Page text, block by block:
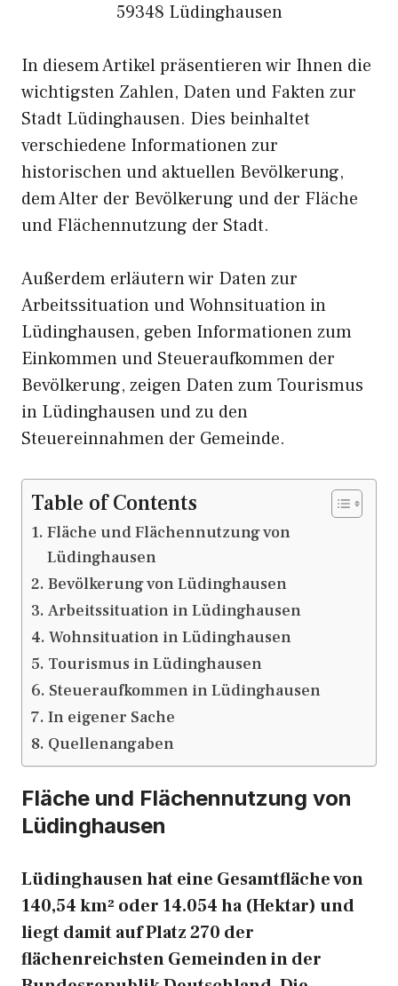
59348 Lüdinghausen
In diesem Artikel präsentieren wir Ihnen die
wichtigsten Zahlen, Daten und Fakten zur
Stadt Lüdinghausen. Dies beinhaltet
verschiedene Informationen zur
historischen und aktuellen Bevölkerung,
dem Alter der Bevölkerung und der Fläche
und Flächennutzung der Stadt.
Außerdem erläutern wir Daten zur
Arbeitssituation und Wohnsituation in
Lüdinghausen, geben Informationen zum
Einkommen und Steueraufkommen der
Bevölkerung, zeigen Daten zum Tourismus
in Lüdinghausen und zu den
Steuereinnahmen der Gemeinde.
Table of Contents
Fläche und Flächennutzung von
Lüdinghausen
Bevölkerung von Lüdinghausen
Arbeitssituation in Lüdinghausen
Wohnsituation in Lüdinghausen
Tourismus in Lüdinghausen
Steueraufkommen in Lüdinghausen
In eigener Sache
Quellenangaben
Fläche und Flächennutzung von
Lüdinghausen
Lüdinghausen hat eine Gesamtfläche von
140,54 km² oder 14.054 ha (Hektar) und
liegt damit auf Platz 270 der
flächenreichsten Gemeinden in der